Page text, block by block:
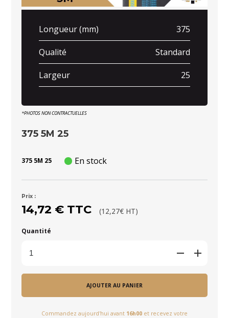
Longueur (mm) 375
Qualité Standard
Largeur 25
*PHOTOS NON CONTRACTUELLES
375 5M 25
375 5M 25 En stock
Prix :
14,72 € TTC (12,27€ HT)
Quantité
AJOUTER AU PANIER
Commandez aujourd'hui avant 16h00 et recevez votre